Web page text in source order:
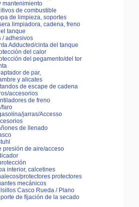
mantenimiento
de combustible
de limpieza, soportes
limpiadora, cadena, freno
tanque
/ adhesivos
Adducted/cinta del tanque
del calor
del pegamento/del tor
de par,
y alicates
de escape de cadena
accesorios
de freno
faro
jarras/Accesso
de llenado
presión de aire/acceso
interior, calcetines
protectores protectores
mecánicos
Casco Rueda / Plano
de fijación de la secado